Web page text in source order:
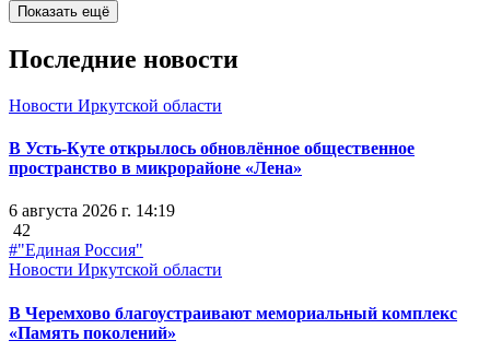
Показать ещё
Последние новости
Новости Иркутской области
В Усть-Куте открылось обновлённое общественное
пространство в микрорайоне «Лена»
6 августа 2026 г. 14:19
42
#"Единая Россия"
Новости Иркутской области
В Черемхово благоустраивают мемориальный комплекс
«Память поколений»